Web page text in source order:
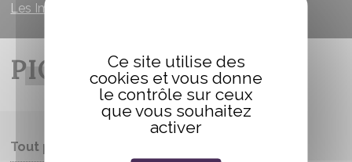
Les Imaginales
PIOU PIOU
Tout public
Ce site utilise des
cookies et vous donne
le contrôle sur ceux
que vous souhaitez
activer